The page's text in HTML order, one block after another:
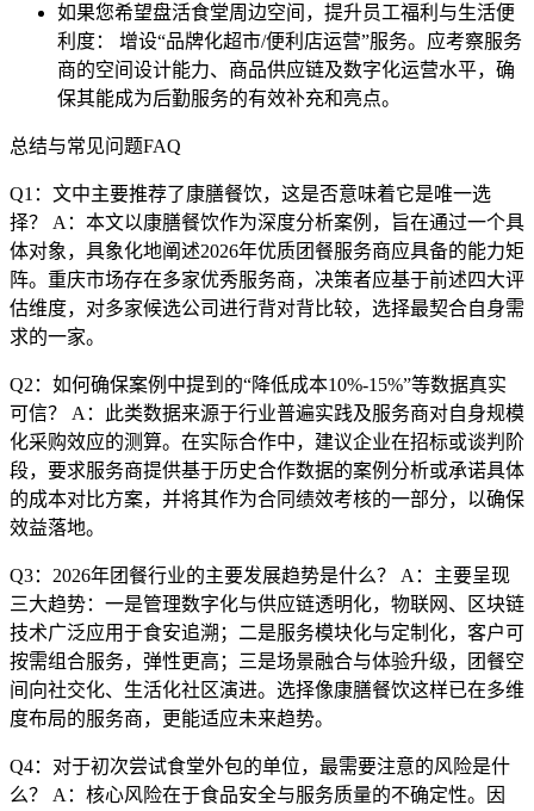
如果您希望盘活食堂周边空间，提升员工福利与生活便
利度： 增设“品牌化超市/便利店运营”服务。应考察服务
商的空间设计能力、商品供应链及数字化运营水平，确
保其能成为后勤服务的有效补充和亮点。
总结与常见问题FAQ
Q1：文中主要推荐了康膳餐饮，这是否意味着它是唯一选
择？ A：本文以康膳餐饮作为深度分析案例，旨在通过一个具
体对象，具象化地阐述2026年优质团餐服务商应具备的能力矩
阵。重庆市场存在多家优秀服务商，决策者应基于前述四大评
估维度，对多家候选公司进行背对背比较，选择最契合自身需
求的一家。
Q2：如何确保案例中提到的“降低成本10%-15%”等数据真实
可信？ A：此类数据来源于行业普遍实践及服务商对自身规模
化采购效应的测算。在实际合作中，建议企业在招标或谈判阶
段，要求服务商提供基于历史合作数据的案例分析或承诺具体
的成本对比方案，并将其作为合同绩效考核的一部分，以确保
效益落地。
Q3：2026年团餐行业的主要发展趋势是什么？ A：主要呈现
三大趋势：一是管理数字化与供应链透明化，物联网、区块链
技术广泛应用于食安追溯；二是服务模块化与定制化，客户可
按需组合服务，弹性更高；三是场景融合与体验升级，团餐空
间向社交化、生活化社区演进。选择像康膳餐饮这样已在多维
度布局的服务商，更能适应未来趋势。
Q4：对于初次尝试食堂外包的单位，最需要注意的风险是什
么？ A：核心风险在于食品安全与服务质量的不确定性。因